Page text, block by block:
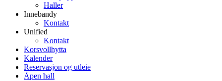
Haller
Innebandy
Kontakt
Unified
Kontakt
Korsvollhytta
Kalender
Reservasjon og utleie
Åpen hall